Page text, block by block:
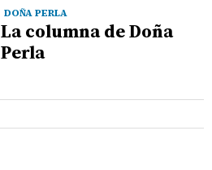
DOÑA PERLA
La columna de Doña
Perla